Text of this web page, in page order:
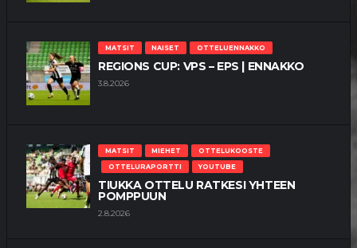
MATSIT NAISET OTTELUENNAKKO
REGIONS CUP: VPS – EPS | ENNAKKO
3.8.2026
MATSIT MIEHET
OTTELUKOOSTE
OTTELURAPORTTI
YOUTUBE
TIUKKA OTTELU RATKESI YHTEEN
POMPPUUN
2.8.2026